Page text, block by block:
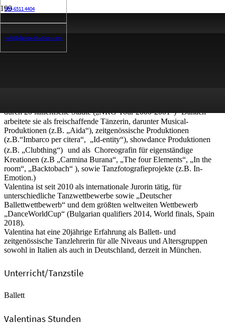
089-6511 4404
info@dance-station.com
Biographie
sowohl nach der berühmten Vaganova-Ballett-Methode, dem RAD-
durch 20 italienische Städte („NRG Tour 2000-2001“) Danach
arbeitete sie als freischaffende Tänzerin, darunter Musical-
Produktionen (z.B. „Aida“), zeitgenössische Produktionen
(z.B.“Imbarco per citera“, „Id-entity“), showdance Produktionen
(z.B. „Clubthing“) und als Choreografin für eigenständige
Kreationen (z.B „Carmina Burana“, „The four Elements“, „In the
room“, „Backtobach“ ), sowie Tanzfotografieprojekte (z.B. In-
Emotion.)
Valentina ist seit 2010 als internationale Jurorin tätig, für
unterschiedliche Tanzwettbewerbe sowie „Deutscher
Ballettwettbewerb“ und dem größten weltweiten Wettbewerb
„DanceWorldCup“ (Bulgarian qualifiers 2014, World finals, Spain
2018).
Valentina hat eine 20jährige Erfahrung als Ballett- und
zeitgenössische Tanzlehrerin für alle Niveaus und Altersgruppen
sowohl in Italien als auch in Deutschland, derzeit in München.
Unterricht/Tanzstile
Ballett
Valentinas Stunden